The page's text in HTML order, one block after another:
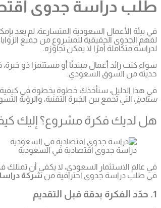
طلب دراسة جدوى
في بيئة الأعمال السعودية المتسارعة، لم يعد
لفهم الجدوى الحقيقية للمشروع من جميع الزوايا
لدراسة متكاملة أمرًا لا يمكن تجاوزه.
سواء كنت رائد أعمال مبتدئًا أو مستثمرًا ذو
حديثة من السوق السعودي.
في هذا الدليل، سنأخذك خطوة بخطوة في كيفية
ستاديز ، التي تجمع بين الخبرة التقنية، والرؤية
هل لديك فكرة مشروع؟ إليك
دراسة جدوى اقتصادية في السعودية
في عالم الاستثمار السعودي، لا يكفي أن
في طلب دراسة جدوى احترافية من شركة
1. حدّد الفكرة بدقة قبل التقديم